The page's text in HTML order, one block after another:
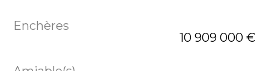
10 909 000 €